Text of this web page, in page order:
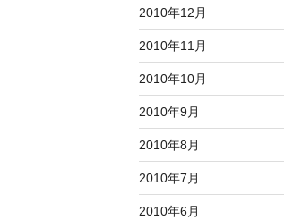
2010年12月
2010年11月
2010年10月
2010年9月
2010年8月
2010年7月
2010年6月